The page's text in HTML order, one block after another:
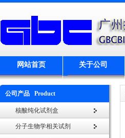
网站首页 关于公司
公司产品 Product
核酸纯化试剂盒
分子生物学相关试剂